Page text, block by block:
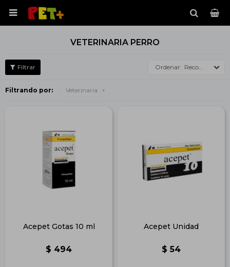

VETERINARIA PERRO
Recomendados
Filtrando por: Veterinaria
Acepet Gotas 10 ml
$ 494
Acepet Unidad
$ 54